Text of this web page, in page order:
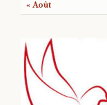
« Août